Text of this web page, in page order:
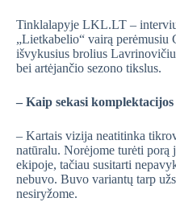
Tinklalapyje LKL.LT –
„Lietkabelio“ vairą perėmusiu
išvykusius brolius
bei artėjančio sezono tikslus.
– Kaip sekasi
– Kartais vizija neatitinka
natūralu. Norėjome turėti porą
ekipoje, tačiau susitarti
nebuvo. Buvo variantų tarp
nesiryžome.